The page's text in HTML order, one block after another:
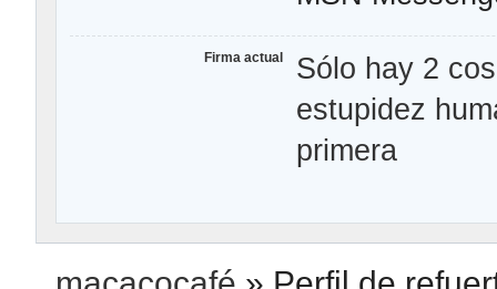
Firma actual
Sólo hay 2
estupidez
primera